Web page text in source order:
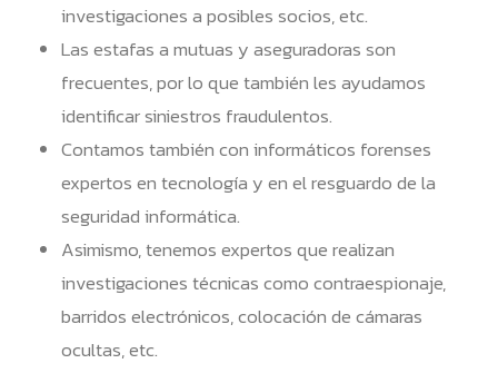
investigaciones a posibles socios, etc.
Las estafas a mutuas y aseguradoras son
frecuentes, por lo que también les ayudamos
identificar siniestros fraudulentos.
Contamos también con informáticos forenses
expertos en tecnología y en el resguardo de la
seguridad informática.
Asimismo, tenemos expertos que realizan
investigaciones técnicas como contraespionaje,
barridos electrónicos, colocación de cámaras
ocultas, etc.